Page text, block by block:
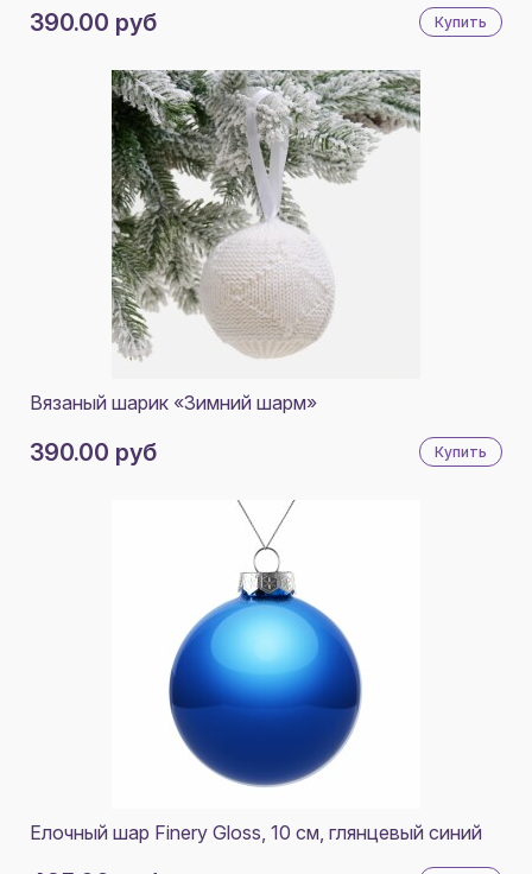
390.00 руб Купить
Вязаный шарик «Зимний шарм»
390.00 руб Купить
Елочный шар Finery Gloss, 10 см, глянцевый синий